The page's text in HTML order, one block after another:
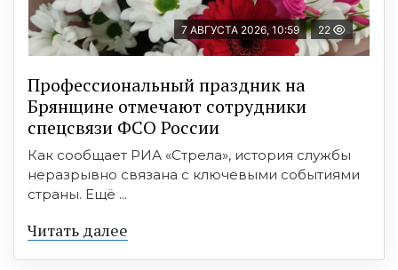
7 АВГУСТА 2026, 10:59 22
Профессиональный праздник на
Брянщине отмечают сотрудники
спецсвязи ФСО России
Как сообщает РИА «Стрела», история службы
неразрывно связана с ключевыми событиями
страны. Ещё ...
Читать далее